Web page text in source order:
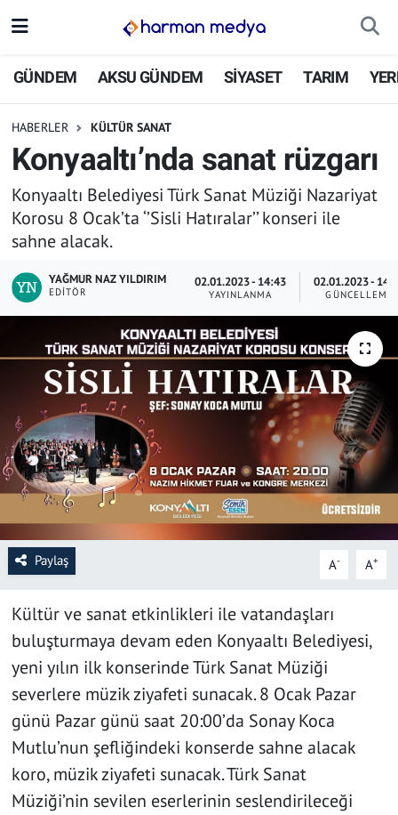
GÜNDEM AKSU GÜNDEM SİYASET TARIM
HABERLER KÜLTÜR SANAT
Konyaaltı’nda sanat rüzgarı
Konyaaltı Belediyesi Türk Sanat Müziği Nazariyat
Korosu 8 Ocak’ta ‘’Sisli Hatıralar’’ konseri ile
sahne alacak.
YAĞMUR NAZ YILDIRIM
EDITÖR
02.01.2023 - 14:43
YAYINLANMA
02.01.2023 -
GÜNCELLEME
Paylaş A- A+
Kültür ve sanat etkinlikleri ile vatandaşları
buluşturmaya devam eden Konyaaltı Belediyesi,
yeni yılın ilk konserinde Türk Sanat Müziği
severlere müzik ziyafeti sunacak. 8 Ocak Pazar
günü Pazar günü saat 20:00’da Sonay Koca
Mutlu’nun şefliğindeki konserde sahne alacak
koro, müzik ziyafeti sunacak. Türk Sanat
Müziği’nin sevilen eserlerinin seslendirileceği
GÜNDEM
SİYASET
TARIM
YEREL YÖNETİMLER
EKONOMİ
ASAYİŞ
SPOR
SAĞLIK
YAŞAM
KÜLTÜR SANAT
EĞİTİM
İstanbul Nöbetçi Eczaneler
İstanbul Trafik Yoğunluk Haritası
Süper Lig Puan Durumu ve Fikstür
Tüm Manşetler
Son Dakika Haberleri
Haber Arşivi